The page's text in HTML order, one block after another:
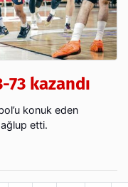
kazandı
konuk eden
etti.